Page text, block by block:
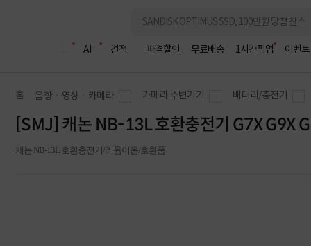
AI 견적 파격할인 무료배송 1시간픽업 이벤트
홈 음향ㆍ영상ㆍ카메라 카메라 주변기기 배터리/충전기
[SMJ] 캐논 NB-13L 호환충전기 G7X G9X
캐논 NB-13L 호환충전기/리튬이온/호환품